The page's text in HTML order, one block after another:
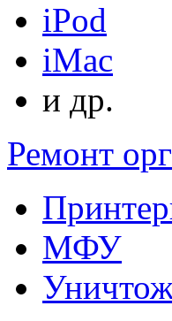
iPod
iMac
и др.
Ремонт
МФУ